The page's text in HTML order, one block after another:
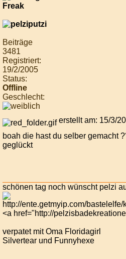
Beiträge
3481
Registriert:
19/2/2005
Status:
Offline
Geschlecht:
erstellt am: 15/3/
boah die hast du selber gemacht
geglückt
schönen tag noch wünscht pelzi
<a href="http://
verpatet mit Oma Floridagirl
Silvertear und Funnyhexe